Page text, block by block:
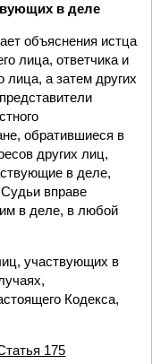
в деле
объяснения истца
лица, ответчика и
лица, а затем других
обратившиеся в
других лиц,
в деле,
Судьи вправе
в деле, в любой
участвующих в
Кодекса,
175